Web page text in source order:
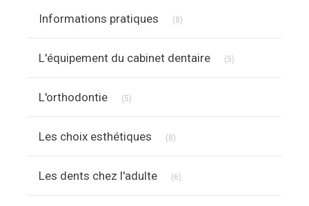
Informations pratiques (8)
L'équipement du cabinet dentaire (5)
L'orthodontie (5)
Les choix esthétiques (8)
Les dents chez l'adulte (6)